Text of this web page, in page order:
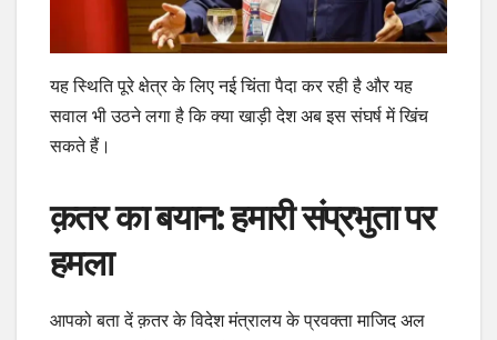
यह स्थिति पूरे क्षेत्र के लिए नई चिंता पैदा कर रही है और यह
सवाल भी उठने लगा है कि क्या खाड़ी देश अब इस संघर्ष में खिंच
सकते हैं।
क़तर का बयान: हमारी संप्रभुता पर
हमला
आपको बता दें क़तर के विदेश मंत्रालय के प्रवक्ता माजिद अल